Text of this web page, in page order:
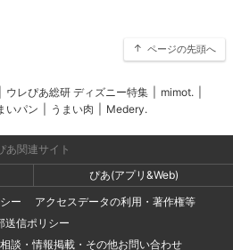
ページの先頭へ
ウレぴあ総研 ディズニー特集 mimot.
いパン うまい肉 Medery.
あ関連サイト
ぴあ(アプリ&Web)
ー
アクセスデータの利用・著作権等
送信ポリシー
談・情報掲載・その他お問い合わせ